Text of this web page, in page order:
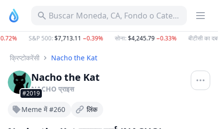
Buscar Moneda, CA, Fondo o Categoría
S&P 500:$7,713.11−0.39% सोना:$4,245.79−0.33% बीटीसी का
क्रिप्टोकरेंसी Nacho the Kat
#2019
Nacho the Kat
NACHO प्राइस
Meme में #260 लिंक